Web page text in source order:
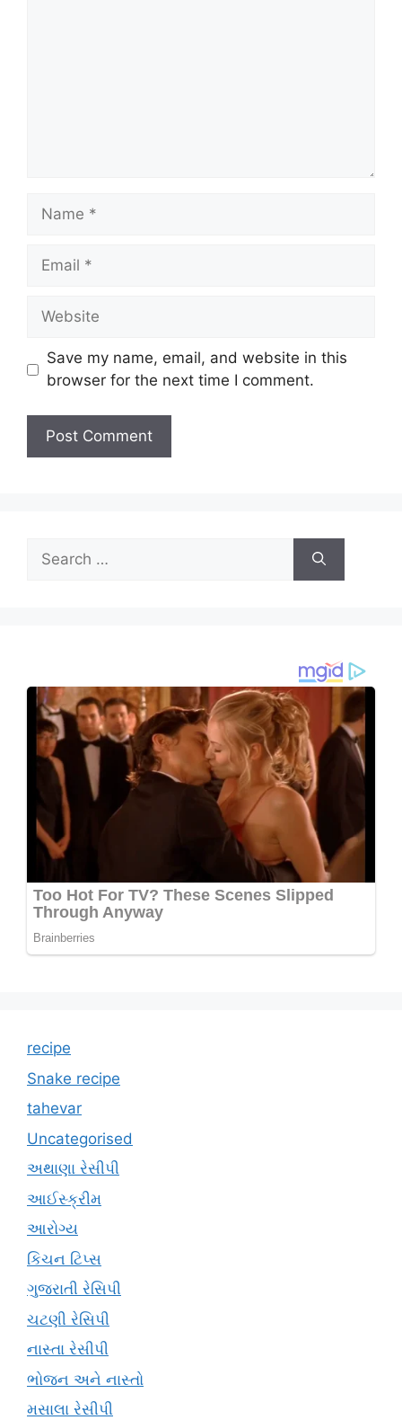
Name
Email
Website
Save my name, email, and website in this
browser for the next time I comment.
for:
recipe
Snake recipe
tahevar
Uncategorised
અથાણા રેસીપી
આઈસ્ક્રીમ
આરોગ્ય
કિચન ટિપ્સ
ગુજરાતી રેસિપી
ચટણી રેસિપી
નાસ્તા રેસીપી
ભોજન અને નાસ્તો
મસાલા રેસીપી